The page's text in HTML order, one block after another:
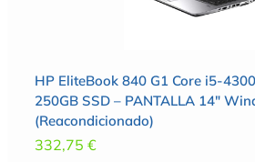
HP EliteBook 840 G1 Core i5-
250GB SSD – PANTALLA 14″
(Reacondicionado)
332,75 €